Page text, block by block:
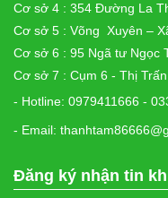
Cơ sở 4 : 354 Đường La
Cơ sở 5 : Võng Xuyên –
Cơ sở 6 : 95 Ngã tư Ngọc
Cơ sở 7 : Cụm 6 - Thị
- Hotline: 0979411666 -
- Email:
Đăng ký nhận tin